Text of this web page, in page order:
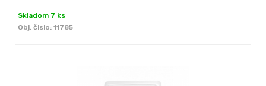
Skladom 7 ks
Obj. čislo: 11785